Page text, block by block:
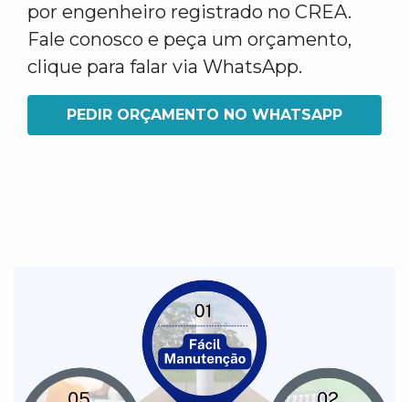
por engenheiro registrado no CREA.
Fale conosco e peça um orçamento,
clique para falar via WhatsApp.
PEDIR ORÇAMENTO NO WHATSAPP